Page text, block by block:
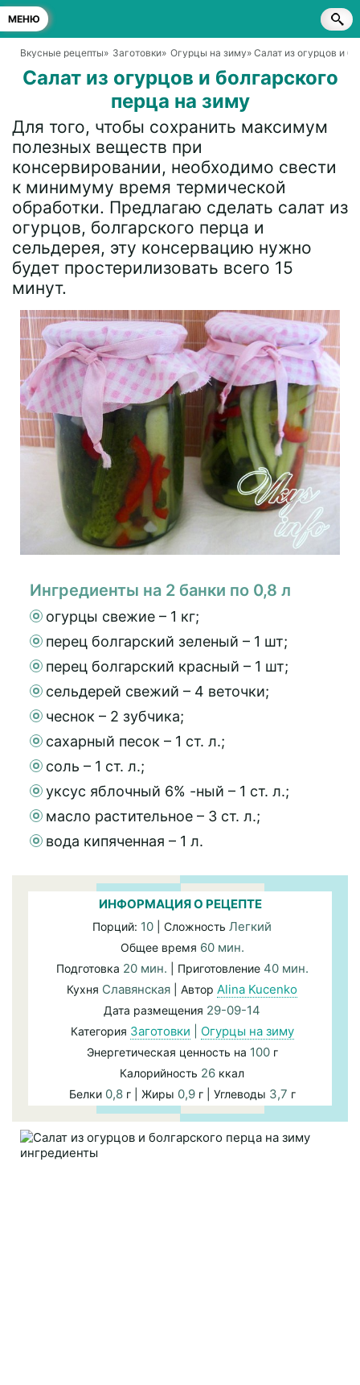
МЕНЮ
Вкусные рецепты» Заготовки» Огурцы на зиму» Салат из огурцов и
Салат из огурцов и болгарского
перца на зиму
Для того, чтобы сохранить максимум
полезных веществ при
консервировании, необходимо свести
к минимуму время термической
обработки. Предлагаю сделать салат из
огурцов, болгарского перца и
сельдерея, эту консервацию нужно
будет простерилизовать всего 15
минут.
Ингредиенты на 2 банки по 0,8 л
огурцы свежие – 1 кг;
перец болгарский зеленый – 1 шт;
перец болгарский красный – 1 шт;
сельдерей свежий – 4 веточки;
чеснок – 2 зубчика;
сахарный песок – 1 ст. л.;
соль – 1 ст. л.;
уксус яблочный 6% -ный – 1 ст. л.;
масло растительное – 3 ст. л.;
вода кипяченная – 1 л.
ИНФОРМАЦИЯ О РЕЦЕПТЕ
Порций: 10 | Сложность Легкий
Общее время 60 мин.
Подготовка 20 мин. | Приготовление 40 мин.
Кухня Славянская | Автор Alina Kucenko
Дата размещения 29-09-14
Категория Заготовки Огурцы на зиму
Энергетическая ценность на 100г
Калорийность 26 ккал
Белки 0,8г | Жиры 0,9г | Углеводы 3,7 г